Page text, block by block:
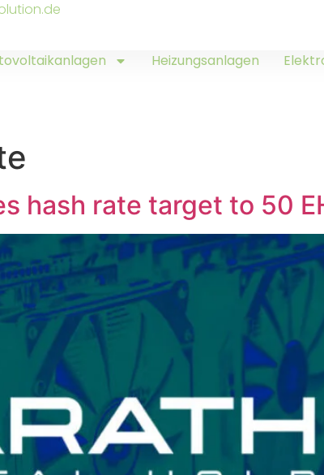
Heizungsanlagen
hash rate target to 50